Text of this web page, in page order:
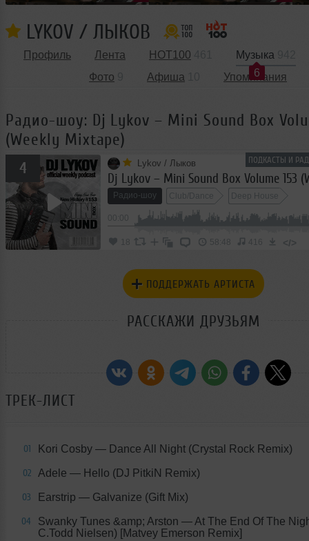
LYKOV / ЛЫКОВ
Профиль Лента HOT100
Музыка
6
Фото
Афиша Упоминания
Радио-шоу: Dj Lykov – Mini Sound Box
(Weekly Mixtape)
ПОДКАСТЫ И
4 Lykov / Лыков
Радио-шоу Club/Dance Deep House
58:48 416 </>
ПОДДЕРЖАТЬ АРТИСТА
РАССКАЖИ ДРУЗЬЯМ
ТРЕК-ЛИСТ
01 Kori Cosby — Dance All Night (Crystal Rock Remix)
02 Adele — Hello (DJ PitkiN Remix)
03 Earstrip — Galvanize (Gift Mix)
04 Swanky Tunes &amp; Arston — At The End Of The
C.Todd Nielsen) [Matvey Emerson Remix]